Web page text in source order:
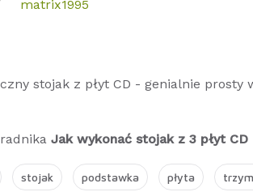
matrix1995
stojak z płyt CD - genialnie prosty
Jak wykonać stojak z 3 płyt CD
stojak podstawka płyta